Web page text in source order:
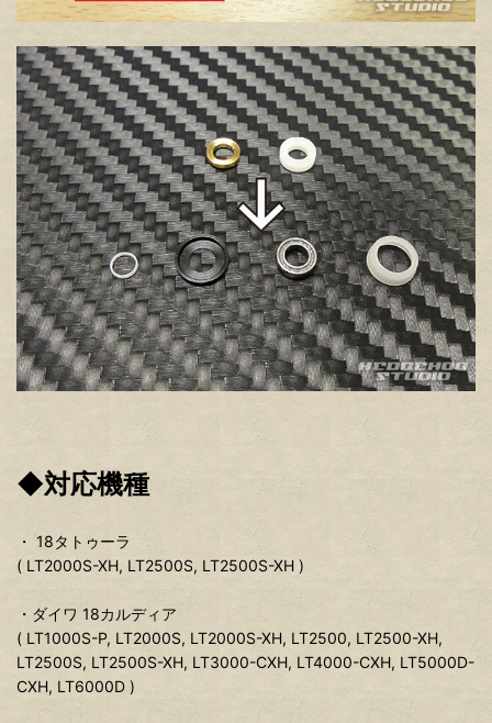
◆対応機種
・ 18タトゥーラ
( LT2000S-XH, LT2500S, LT2500S-XH )
・ダイワ 18カルディア
( LT1000S-P, LT2000S, LT2000S-XH, LT2500, LT2500-XH,
LT2500S, LT2500S-XH, LT3000-CXH, LT4000-CXH, LT5000D-
CXH, LT6000D )